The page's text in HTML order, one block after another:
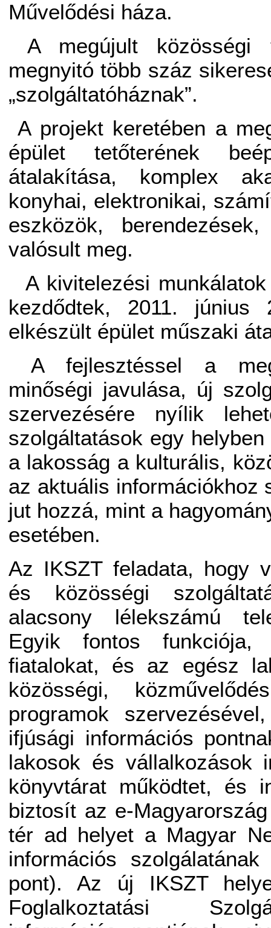
Művelődési háza.
A megújult
megnyitó több száz
„szolgáltatóháznak”.
A projekt keretében a
épület tetőterének
átalakítása, komplex
konyhai, elektronikai,
eszközök,
valósult meg.
A kivitelezési
kezdődtek, 2011.
elkészült épület műszaki
A fejlesztéssel a
minőségi javulása, új
szervezésére nyílik
szolgáltatások egy
a lakosság a kulturális,
az aktuális információkhoz
jut hozzá, mint a
esetében.
Az IKSZT feladata, hogy
és közösségi
alacsony lélekszámú
Egyik fontos
fiatalokat, és az egész
közösségi,
programok
ifjúsági információs
lakosok és vállalkozások
könyvtárat működtet, és
biztosít az e-
tér ad helyet a Magyar
információs
pont). Az új IKSZT
Foglalkoztatási